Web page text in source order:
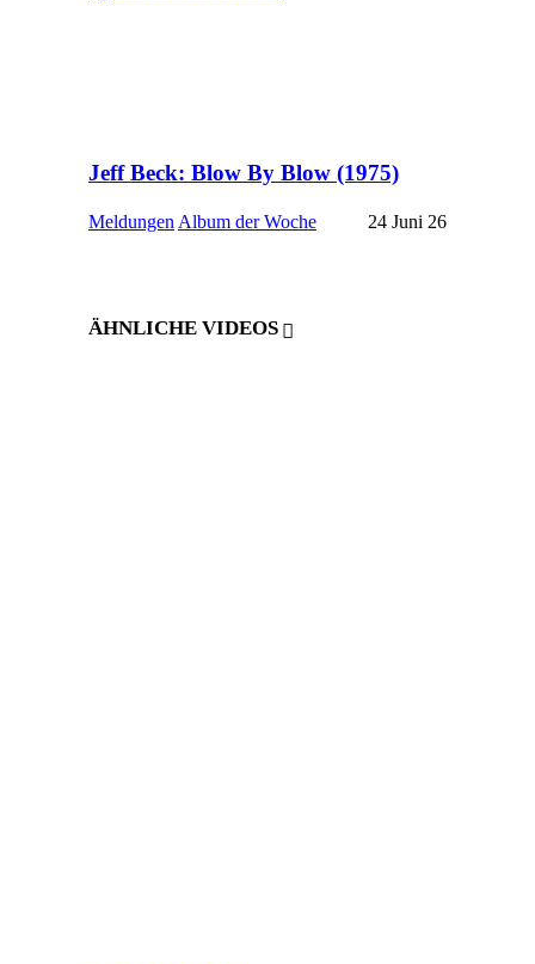
Jeff Beck: Blow By Blow (1975)
Meldungen Album der Woche 24 Juni 26
ÄHNLICHE VIDEOS